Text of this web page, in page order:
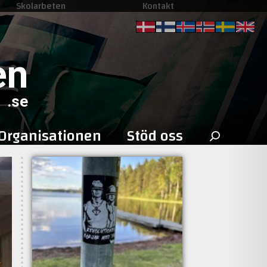
Skolarbeten Kontakt
.se
Stöd oss Sök
efter: